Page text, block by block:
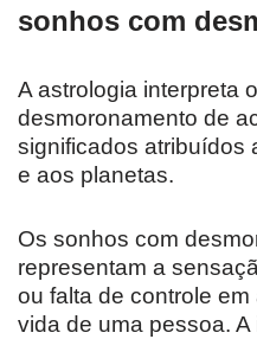
sonhos com
A astrologia interpreta
desmoronamento de
significados atribuídos
e aos planetas.
Os sonhos com
representam a
ou falta de controle
vida de uma pessoa.